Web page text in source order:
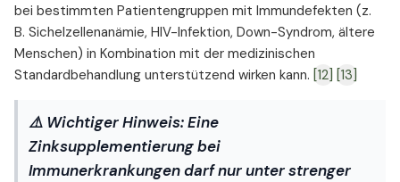
bei bestimmten Patientengruppen mit Immundefekten (z.
B. Sichelzellenanämie, HIV-Infektion, Down-Syndrom, ältere
Menschen) in Kombination mit der medizinischen
Standardbehandlung unterstützend wirken kann. [12] [13]
⚠️ Wichtiger Hinweis:Eine
Zinksupplementierung bei
Immunerkrankungen darf nur unter strenger